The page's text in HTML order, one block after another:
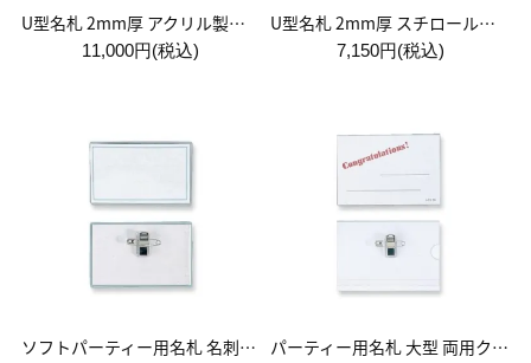
U型名札 2mm厚 アクリル製両用クリップ付 1箱:50個入
11,000円(税込)
U型名札 2mm厚 スチロール製安全ピン付 1箱:50個入
7,150円(税込)
ソフトパーティー用名札 名刺型 両用クリップ付 1箱:50個入 パーティー用名札 大型 両用クリップ付 1箱:50個入